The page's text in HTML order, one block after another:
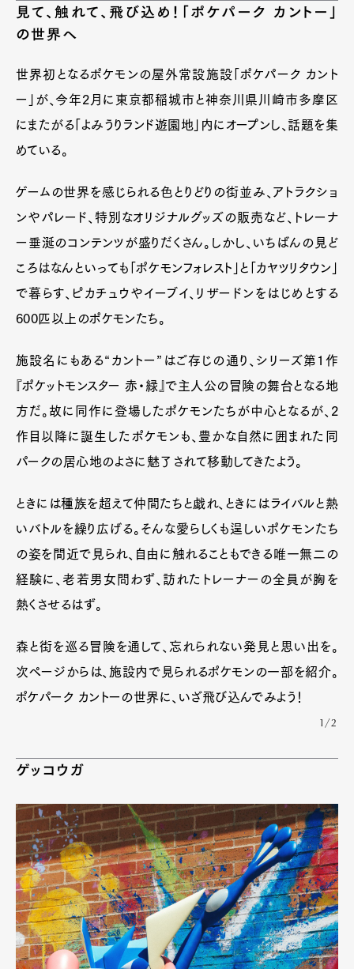
見て、触れて、飛び込め！「ポケパーク カントー」
の世界へ
世界初となるポケモンの屋外常設施設「ポケパーク カント
ー」が、今年2月に東京都稲城市と神奈川県川崎市多摩区
にまたがる「よみうりランド遊園地」内にオープンし、話題を集
めている。
ゲームの世界を感じられる色とりどりの街並み、アトラクショ
ンやパレード、特別なオリジナルグッズの販売など、トレーナ
ー垂涎のコンテンツが盛りだくさん。しかし、いちばんの見ど
ころはなんといっても「ポケモンフォレスト」と「カヤツリタウン」
で暮らす、ピカチュウやイーブイ、リザードンをはじめとする
600匹以上のポケモンたち。
施設名にもある“カントー”はご存じの通り、シリーズ第1作
『ポケットモンスター 赤・緑』で主人公の冒険の舞台となる地
方だ。故に同作に登場したポケモンたちが中心となるが、2
作目以降に誕生したポケモンも、豊かな自然に囲まれた同
パークの居心地のよさに魅了されて移動してきたよう。
ときには種族を超えて仲間たちと戯れ、ときにはライバルと熱
いバトルを繰り広げる。そんな愛らしくも逞しいポケモンたち
の姿を間近で見られ、自由に触れることもできる唯一無二の
経験に、老若男女問わず、訪れたトレーナーの全員が胸を
熱くさせるはず。
森と街を巡る冒険を通して、忘れられない発見と思い出を。
次ページからは、施設内で見られるポケモンの一部を紹介。
ポケパーク カントーの世界に、いざ飛び込んでみよう！
1/2
ゲッコウガ